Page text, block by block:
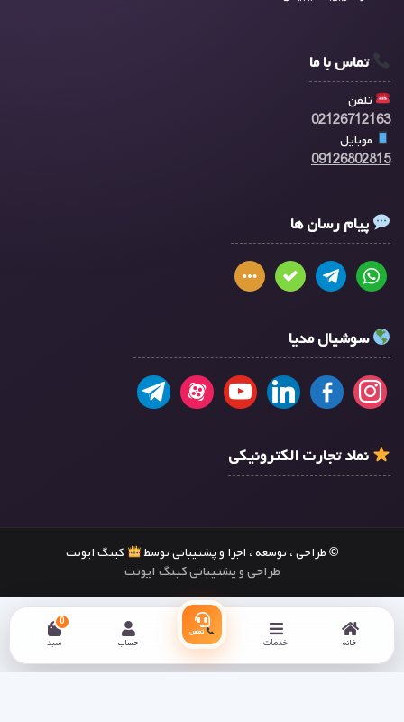
خانه خدمات
تماس
حساب سبد
0
تماس با ما
تلفن
02126712163
موبایل
09126802815
پیام رسان ها
سوشیال مدیا
نماد تجارت الکترونیکی
© طراحی ، توسعه ، اجرا و پشتیبانی توسط کینگ ایونت
طراحی و پشتیبانی کینگ ایونت